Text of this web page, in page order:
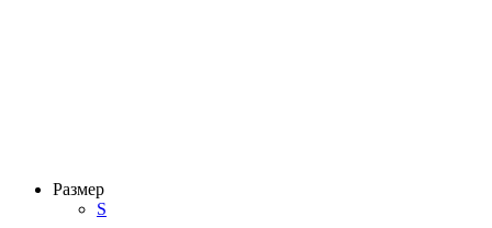
Размер
S